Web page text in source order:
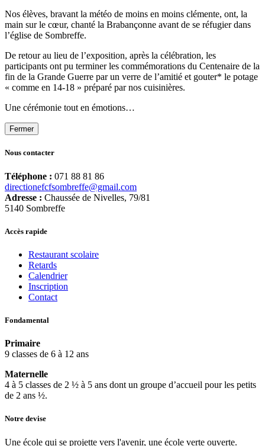
Nos élèves, bravant la météo de moins en moins clémente, ont, la
main sur le cœur, chanté la Brabançonne avant de se réfugier dans
l’église de Sombreffe.
De retour au lieu de l’exposition, après la célébration, les
participants ont pu terminer les commémorations du Centenaire de la
fin de la Grande Guerre par un verre de l’amitié et gouter* le potage
« comme en 14-18 » préparé par nos cuisinières.
Une cérémonie tout en émotions…
Fermer
Nous contacter
Téléphone : 071 88 81 86
directionefcfsombreffe@gmail.com
Adresse : Chaussée de Nivelles, 79/81
5140 Sombreffe
Accès rapide
Restaurant scolaire
Retards
Calendrier
Inscription
Contact
Fondamental
Primaire
9 classes de 6 à 12 ans
Maternelle
4 à 5 classes de 2 ½ à 5 ans dont un groupe d’accueil pour les petits
de 2 ans ½.
Notre devise
Une école qui se projette vers l'avenir, une école verte ouverte.